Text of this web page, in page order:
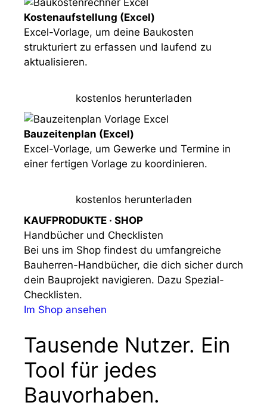
Kostenaufstellung (Excel)
Excel-Vorlage, um deine Baukosten
strukturiert zu erfassen und laufend zu
aktualisieren.
kostenlos herunterladen
Bauzeitenplan (Excel)
Excel-Vorlage, um Gewerke und Termine in
einer fertigen Vorlage zu koordinieren.
kostenlos herunterladen
KAUFPRODUKTE · SHOP
Handbücher und Checklisten
Bei uns im Shop findest du umfangreiche
Bauherren-Handbücher, die dich sicher durch
dein Bauprojekt navigieren. Dazu Spezial-
Checklisten.
Im Shop ansehen
Tausende Nutzer. Ein
Tool für jedes
Bauvorhaben.